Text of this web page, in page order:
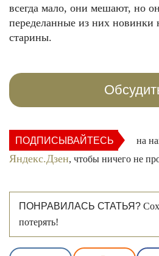
всегда мало, они мешают, но
переделанные из них новинки
старины.
ПОДПИСЫВАЙТЕСЬ на
Яндекс.Дзен, чтобы ничего не
ПОНРАВИЛАСЬ СТАТЬЯ?
потерять!